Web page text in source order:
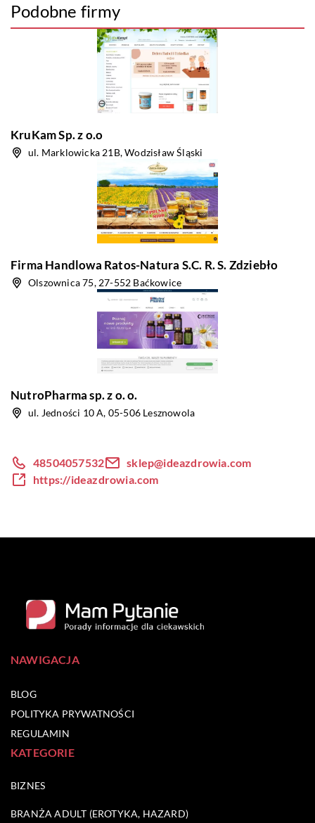
Podobne firmy
KruKam Sp. z o.o
ul. Marklowicka 21B, Wodzisław Śląski
Firma Handlowa Ratos-Natura S.C. R. S. Zdziebło
Olszownica 75, 27-552 Baćkowice
NutroPharma sp. z o. o.
ul. Jedności 10 A, 05-506 Lesznowola
48504057532
sklep@ideazdrowia.com
https://ideazdrowia.com
NAWIGACJA
BLOG
POLITYKA PRYWATNOŚCI
REGULAMIN
KATEGORIE
BIZNES
BRANŻA ADULT (EROTYKA, HAZARD)